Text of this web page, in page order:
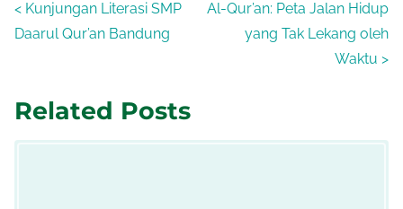
< Kunjungan Literasi SMP
Daarul Qur’an Bandung
Al-Qur’an: Peta Jalan Hidup
yang Tak Lekang oleh
Waktu >
Related Posts